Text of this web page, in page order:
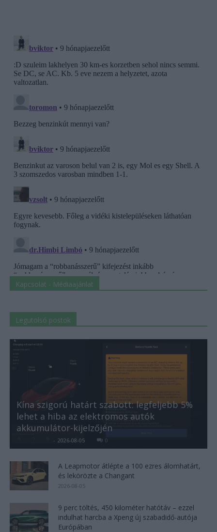
Kapcsolat - Médiaajánlat
Legutolsó postok
Kína szigorú határt szabott: legfeljebb 5%
lehet a hiba az elektromos autók
akkumulátor-kijelzőjén
- 2026-08-05 0
A Leapmotor átlépte a 100 ezres álomhatárt,
és lekörözte a Changant
2026-08-05
9 perc töltés, 450 kilométer hatótáv – ezzel
indulhat harcba a Xpeng új szabadidő-autója
Európában